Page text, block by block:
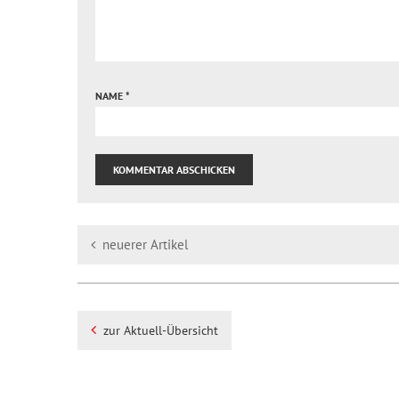
NAME *
neuerer Artikel
zur Aktuell-Übersicht